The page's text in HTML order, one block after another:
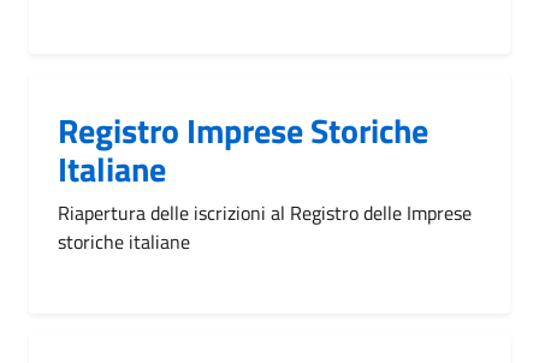
Registro Imprese Storiche
Italiane
Riapertura delle iscrizioni al Registro delle Imprese
storiche italiane